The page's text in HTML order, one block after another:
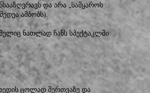
და არა „სამყაროს
ამბობს).
ნათლად ჩანს სპექტაკლში
ცოლად შერთვაზე და